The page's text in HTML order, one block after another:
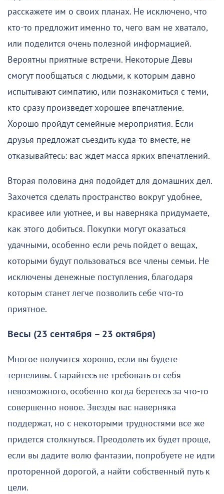
расскажете им о своих планах. Не исключено, что
кто-то предложит именно то, чего вам не хватало,
или поделится очень полезной информацией.
Вероятны приятные встречи. Некоторые Девы
смогут пообщаться с людьми, к которым давно
испытывают симпатию, или познакомиться с теми,
кто сразу произведет хорошее впечатление.
Хорошо пройдут семейные мероприятия. Если
друзья предложат съездить куда-то вместе, не
отказывайтесь: вас ждет масса ярких впечатлений.
Вторая половина дня подойдет для домашних дел.
Захочется сделать пространство вокруг удобнее,
красивее или уютнее, и вы наверняка придумаете,
как этого добиться. Покупки могут оказаться
удачными, особенно если речь пойдет о вещах,
которыми будут пользоваться все члены семьи. Не
исключены денежные поступления, благодаря
которым станет легче позволить себе что-то
приятное.
Весы (23 сентября – 23 октября)
Многое получится хорошо, если вы будете
терпеливы. Старайтесь не требовать от себя
невозможного, особенно когда беретесь за что-то
совершенно новое. Звезды вас наверняка
поддержат, но с некоторыми трудностями все же
придется столкнуться. Преодолеть их будет проще,
если вы дадите волю фантазии, попробуете не идти
проторенной дорогой, а найти собственный путь к
цели.